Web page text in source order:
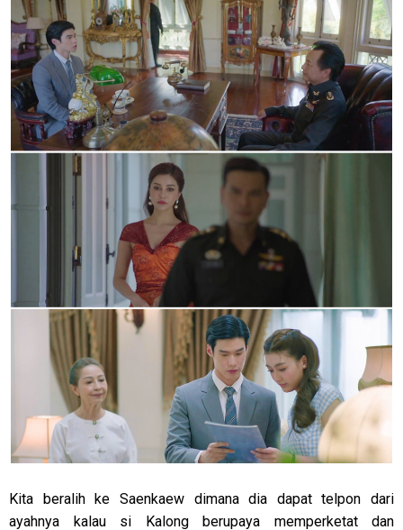
Kita beralih ke Saenkaew dimana dia dapat telpon dari
ayahnya kalau si Kalong berupaya memperketat dan